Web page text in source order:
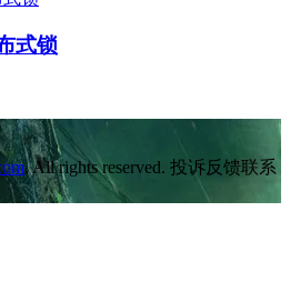
式锁
. All rights reserved. 投诉反馈联系